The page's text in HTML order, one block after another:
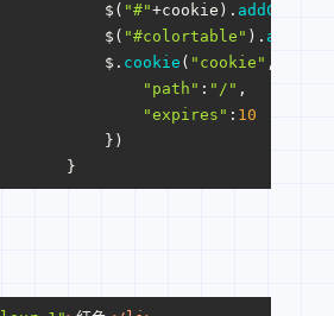
"#"+cookie). addClass
"#colortable" ). attr
cookie ( "cookie"
"path" : "/" ,
"expires" : 10